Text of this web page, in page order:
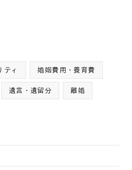
ティ 婚姻費用・養育費
遺言・遺留分 離婚